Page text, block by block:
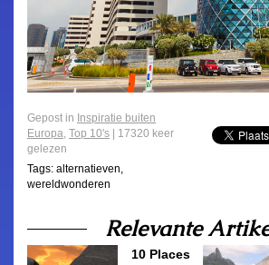
Gepost in Inspiratie buiten
Europa, Top 10's | 17320 keer
gelezen
Tags: alternatieven,
wereldwonderen
Relevante
10 Places